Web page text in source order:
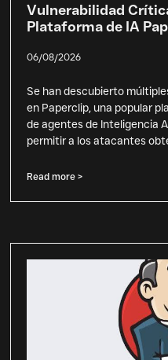
Vulnerabilidad
Plataforma de IA
06/08/2026
Se han descubierto
en Paperclip, una popular
de agentes de Inteligencia
permitir a los atacantes
Read more >